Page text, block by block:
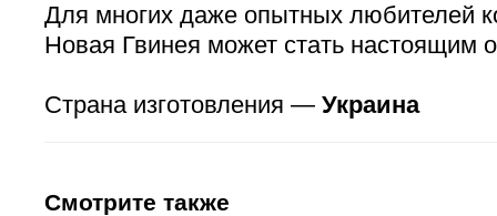
Для многих даже опытных любителей
Новая Гвинея может стать настоящим
Страна изготовления — Украина
Смотрите также